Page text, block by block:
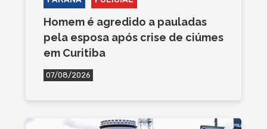
Homem é agredido a pauladas
pela esposa após crise de ciúmes
em Curitiba
07/08/2026